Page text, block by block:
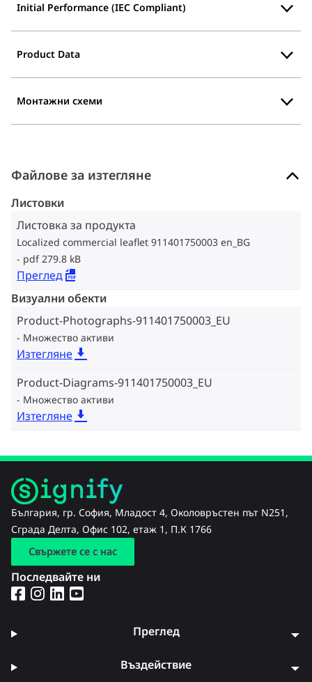
Initial Performance (IEC Compliant)
Product Data
Монтажни схеми
Файлове за изтегляне
Листовки
Листовка за продукта
Localized commercial leaflet 911401750003 en_BG
pdf 279.8 kB
Преглед
Визуални обекти
Product-Photographs-911401750003_EU
Множество активи
Изтегляне
Product-Diagrams-911401750003_EU
Множество активи
Изтегляне
България, гр. София, Младост 4, Околовръстен път N251,
Сграда Делта, Офис 102, етаж 1, П.К 1766
Свържете се с нас
Последвайте ни
Преглед
Въздействие